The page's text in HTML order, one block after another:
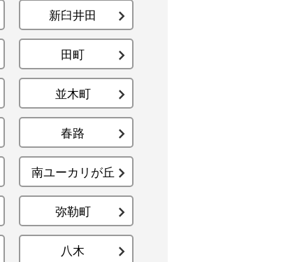
新臼井田
田町
並木町
春路
南ユーカリが丘
弥勒町
八木